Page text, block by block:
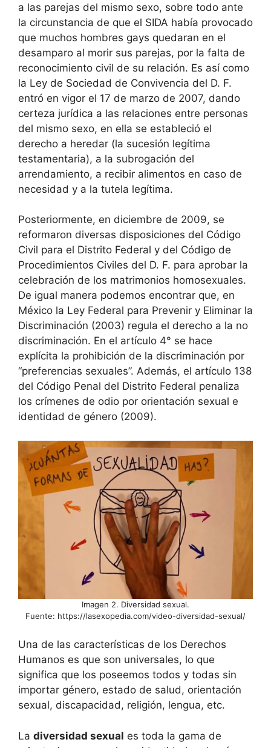
a las parejas del mismo sexo, sobre todo ante
la circunstancia de que el SIDA había provocado
que muchos hombres gays quedaran en el
desamparo al morir sus parejas, por la falta de
reconocimiento civil de su relación. Es así como
la Ley de Sociedad de Convivencia del D. F.
entró en vigor el 17 de marzo de 2007, dando
certeza jurídica a las relaciones entre personas
del mismo sexo, en ella se estableció el
derecho a heredar (la sucesión legítima
testamentaria), a la subrogación del
arrendamiento, a recibir alimentos en caso de
necesidad y a la tutela legítima.
Posteriormente, en diciembre de 2009, se
reformaron diversas disposiciones del Código
Civil para el Distrito Federal y del Código de
Procedimientos Civiles del D. F. para aprobar la
celebración de los matrimonios homosexuales.
De igual manera podemos encontrar que, en
México la Ley Federal para Prevenir y Eliminar la
Discriminación (2003) regula el derecho a la no
discriminación. En el artículo 4° se hace
explícita la prohibición de la discriminación por
“preferencias sexuales”. Además, el artículo 138
del Código Penal del Distrito Federal penaliza
los crímenes de odio por orientación sexual e
identidad de género (2009).
Imagen 2. Diversidad sexual.
Fuente: https://lasexopedia.com/video-diversidad-sexual/
Una de las características de los Derechos
Humanos es que son universales, lo que
significa que los poseemos todos y todas sin
importar género, estado de salud, orientación
sexual, discapacidad, religión, lengua, etc.
La diversidad sexual es toda la gama de